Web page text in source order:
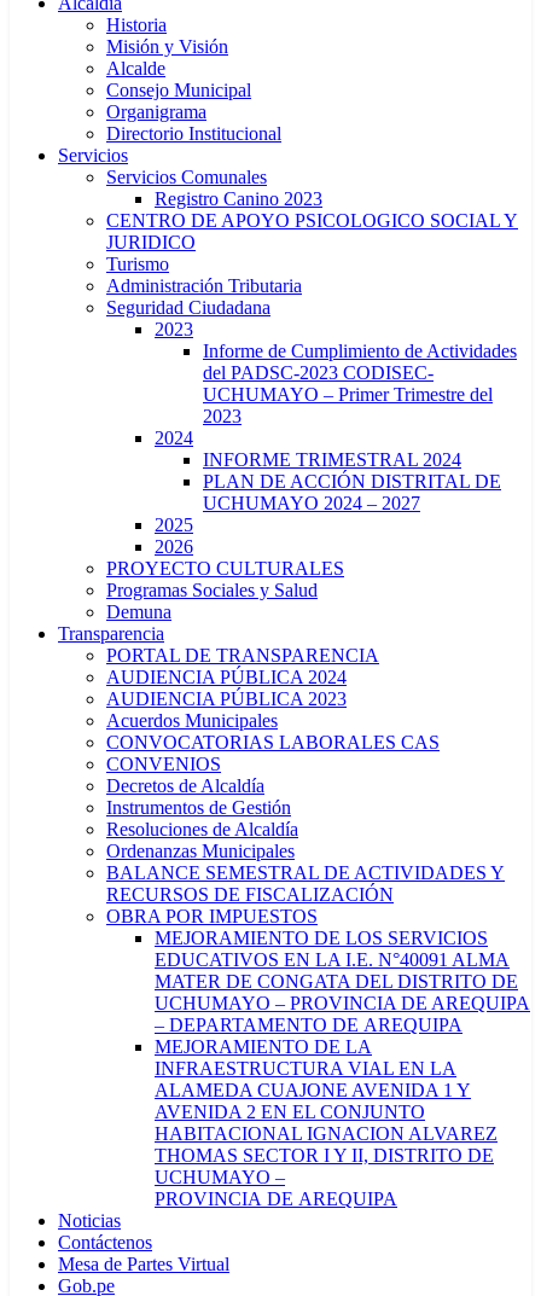
Historia
Misión y Visión
Alcalde
Consejo Municipal
Organigrama
Directorio Institucional
Servicios
Servicios Comunales
Registro Canino 2023
CENTRO DE APOYO PSICOLOGICO SOCIAL Y
JURIDICO
Turismo
Administración Tributaria
Seguridad Ciudadana
2023
Informe de Cumplimiento de Actividades
del PADSC-2023 CODISEC-
UCHUMAYO – Primer Trimestre del
2023
2024
INFORME TRIMESTRAL 2024
PLAN DE ACCIÓN DISTRITAL DE
UCHUMAYO 2024 – 2027
2025
2026
PROYECTO CULTURALES
Programas Sociales y Salud
Demuna
Transparencia
PORTAL DE TRANSPARENCIA
AUDIENCIA PÚBLICA 2024
AUDIENCIA PÚBLICA 2023
Acuerdos Municipales
CONVOCATORIAS LABORALES CAS
CONVENIOS
Decretos de Alcaldía
Instrumentos de Gestión
Resoluciones de Alcaldía
Ordenanzas Municipales
BALANCE SEMESTRAL DE ACTIVIDADES Y
RECURSOS DE FISCALIZACIÓN
OBRA POR IMPUESTOS
MEJORAMIENTO DE LOS SERVICIOS
EDUCATIVOS EN LA I.E. N°40091 ALMA
MATER DE CONGATA DEL DISTRITO DE
UCHUMAYO – PROVINCIA DE AREQUIPA
– DEPARTAMENTO DE AREQUIPA
MEJORAMIENTO DE LA
INFRAESTRUCTURA VIAL EN LA
ALAMEDA CUAJONE AVENIDA 1 Y
AVENIDA 2 EN EL CONJUNTO
HABITACIONAL IGNACION ALVAREZ
THOMAS SECTOR I Y II, DISTRITO DE
UCHUMAYO –
PROVINCIA DE AREQUIPA
Noticias
Contáctenos
Mesa de Partes Virtual
Gob.pe